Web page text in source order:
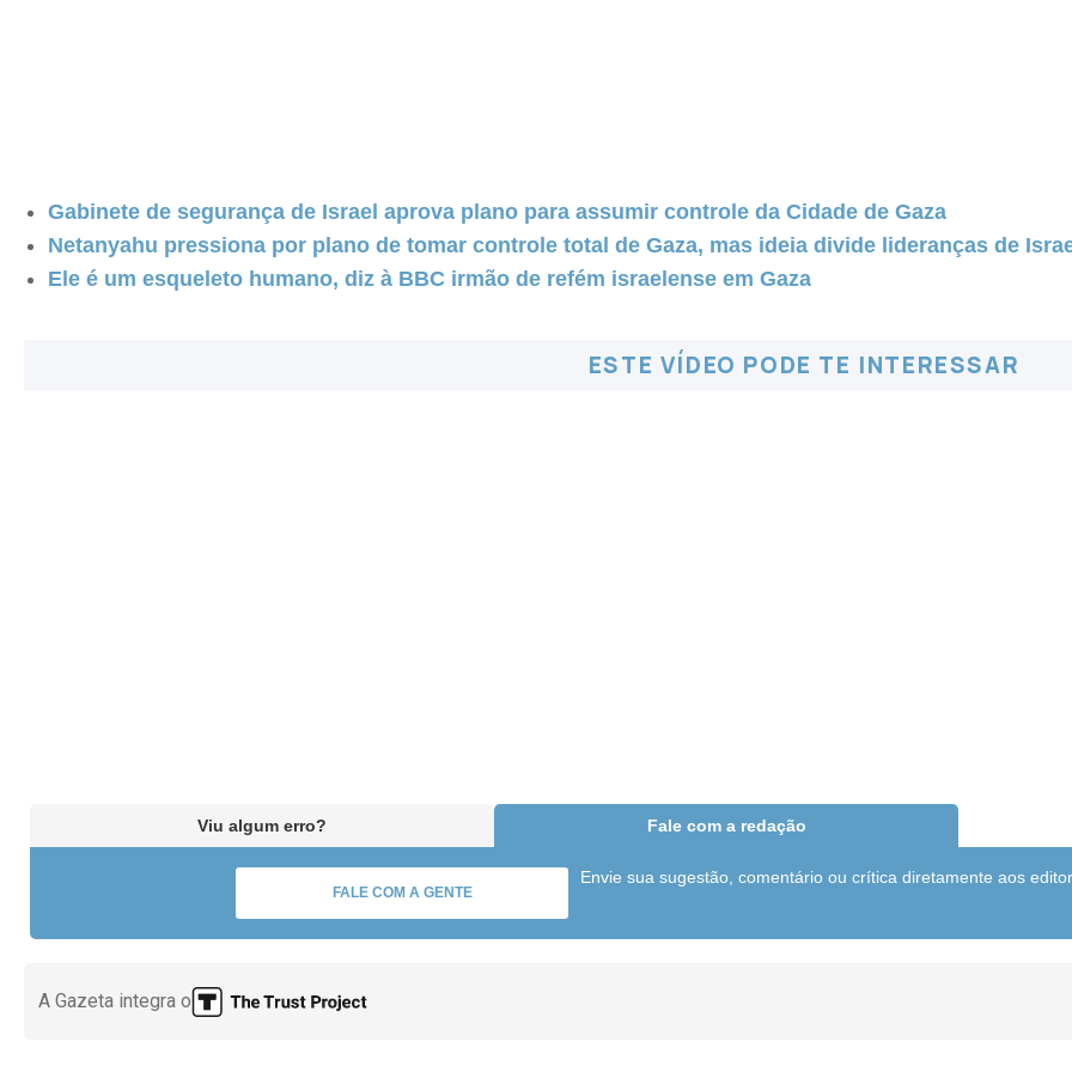
Gabinete de segurança de Israel aprova plano para assumir controle da Cidade de Gaza
Netanyahu pressiona por plano de tomar controle total de Gaza, mas ideia divide lideranças de
Ele é um esqueleto humano, diz à BBC irmão de refém israelense em Gaza
ESTE VÍDEO PODE TE INTERESSAR
Viu algum erro? Fale com a redação
FALE COM A GENTE
Envie sua sugestão, comentário ou crítica diretamente aos
A Gazeta integra o